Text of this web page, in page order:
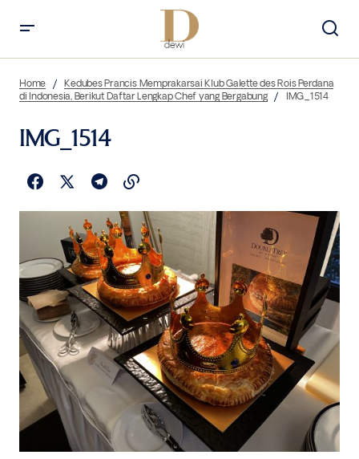
Home
Kedubes Prancis Memprakarsai Klub Galette des Rois Perdana
di Indonesia, Berikut Daftar Lengkap Chef yang Bergabung
IMG_1514
IMG_1514